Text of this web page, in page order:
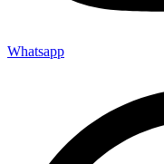
Whatsapp